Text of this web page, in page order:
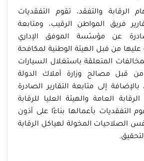
الرقابة والتفقد، تقوم التفقديات
فريق المواطن الرقيب، ومتابعة
عن مؤسّسة الموفق الإداري
عليها من قبل الهيئة الوطنية لمكافحة
المتعلقة باستغلال السيارات
من قبل مصالح وزارة أملاك الدولة
إلى متابعة التقارير الصادرة
العامة والهيئة العليا للرقابة
التفقديات بأعمالها بناءًا على أذون
الصلاحيات المخولة لهياكل الرقابة